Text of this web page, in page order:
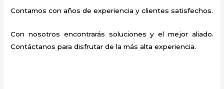
Contamos con años de experiencia y clientes satisfechos.
Con nosotros encontrarás soluciones y el mejor aliado.
Contáctanos para disfrutar de la más alta experiencia.